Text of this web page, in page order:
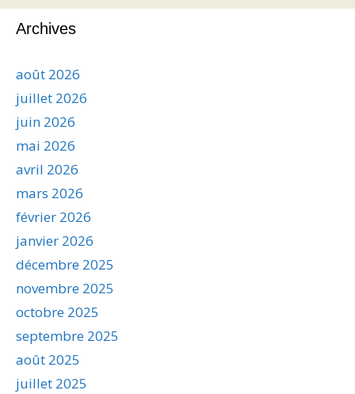
Archives
août 2026
juillet 2026
juin 2026
mai 2026
avril 2026
mars 2026
février 2026
janvier 2026
décembre 2025
novembre 2025
octobre 2025
septembre 2025
août 2025
juillet 2025